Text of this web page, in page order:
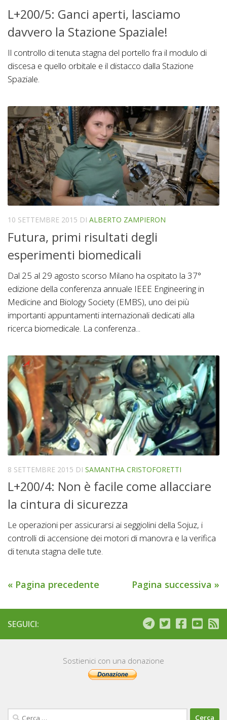
L+200/5: Ganci aperti, lasciamo
davvero la Stazione Spaziale!
Il controllo di tenuta stagna del portello fra il modulo di
discesa e quello orbitale e il distacco dalla Stazione
Spaziale.
10 SETTEMBRE 2015 DI ALBERTO ZAMPIERON
Futura, primi risultati degli
esperimenti biomedicali
Dal 25 al 29 agosto scorso Milano ha ospitato la 37°
edizione della conferenza annuale IEEE Engineering in
Medicine and Biology Society (EMBS), uno dei più
importanti appuntamenti internazionali dedicati alla
ricerca biomedicale. La conferenza...
8 SETTEMBRE 2015 DI SAMANTHA CRISTOFORETTI
L+200/4: Non è facile come allacciare
la cintura di sicurezza
Le operazioni per assicurarsi ai seggiolini della Sojuz, i
controlli di accensione dei motori di manovra e la verifica
di tenuta stagna delle tute.
« Pagina precedente Pagina successiva »
SEGUICI:
Sostienici con una donazione
Ricerca